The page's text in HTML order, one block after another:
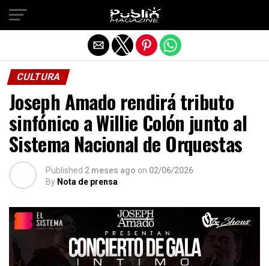
CULTURA
Joseph Amado rendirá tributo
sinfónico a Willie Colón junto al
Sistema Nacional de Orquestas
Published 2 meses ago on 02/06/2026
By Nota de prensa
Salir de la versión móvil